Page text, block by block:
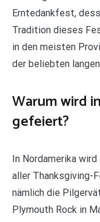
Erntedankfest,
Tradition dieses
in den meisten
der beliebten
Warum wird
gefeiert?
In Nordamerika
aller Thanksgiving-
nämlich die
Plymouth Rock in